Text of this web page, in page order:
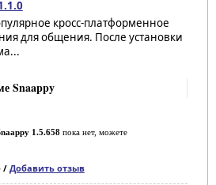
кросс-платформенное
для общения. После установки
Snaappy
1.5.658пока нет, можете
/ Добавить отзыв